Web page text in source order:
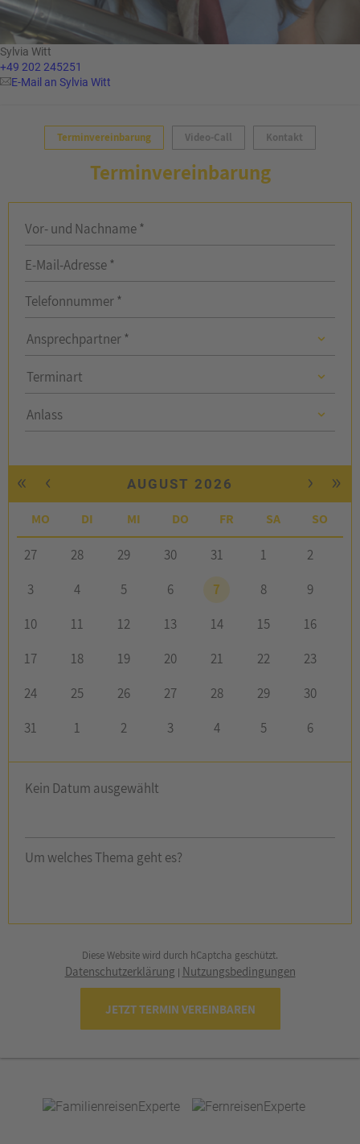
Sylvia Witt
+49 202 245251
E-Mail an Sylvia Witt
Terminvereinbarung Video-Call Kontakt
Terminvereinbarung
Vor- und Nachname *
E-Mail-Adresse *
Telefonnummer *
Ansprechpartner *
Terminart
Anlass
« ‹ AUGUST 2026 › »
MO DI MI DO FR SA SO
27 28 29 30 31 1
2
3
4 5 6 7 8
9
10
11 12 13 14 15
16
17
18 19 20 21 22
23
24
25 26 27 28 29
30
31
1 2 3 4 5 6
Kein Datum ausgewählt
Um welches Thema geht es?
Diese Website wird durch hCaptcha geschützt.
Datenschutzerklärung | Nutzungsbedingungen
JETZT TERMIN VEREINBAREN